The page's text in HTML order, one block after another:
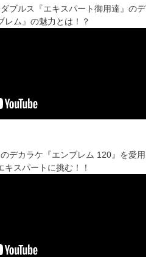
ブルス『エキスパート御用達』のデ
レム』の魅力とは！？
デカラケ『エンブレム 120』を愛用
キスパートに挑む！！